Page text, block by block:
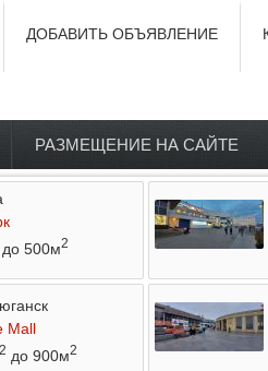
ДОБАВИТЬ ОБЪЯВЛЕНИЕ
РАЗМЕЩЕНИЕ НА САЙТЕ
до 500м2
Mall
2 до 900м2